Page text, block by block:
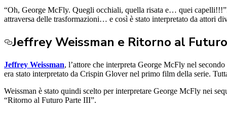
“Oh, George McFly. Quegli occhiali, quella risata e… quei
attraversa delle trasformazioni… e così è stato interpretato da attori
Jeffrey Weissman e Ritorno al Futuro
Jeffrey Weissman, l’attore che interpreta George McFly nel
era stato interpretato da Crispin Glover nel primo film della serie.
Weissman è stato quindi scelto per interpretare George McFly nei
“Ritorno al Futuro Parte III”.